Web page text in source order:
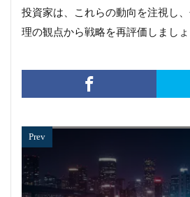
投資家は、これらの動向を注視し
理の観点から戦略を再評価しましょ
Prev